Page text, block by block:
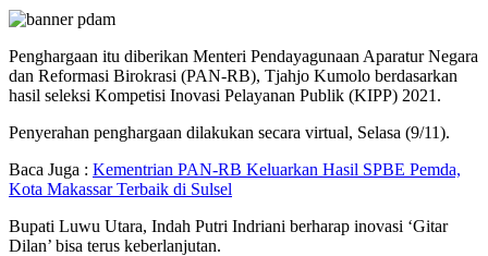
Penghargaan itu diberikan Menteri Pendayagunaan Aparatur Negara
dan Reformasi Birokrasi (PAN-RB), Tjahjo Kumolo berdasarkan
hasil seleksi Kompetisi Inovasi Pelayanan Publik (KIPP) 2021.
Penyerahan penghargaan dilakukan secara virtual, Selasa (9/11).
Baca Juga : Kementrian PAN-RB Keluarkan Hasil SPBE Pemda,
Kota Makassar Terbaik di Sulsel
Bupati Luwu Utara, Indah Putri Indriani berharap inovasi ‘Gitar
Dilan’ bisa terus keberlanjutan.